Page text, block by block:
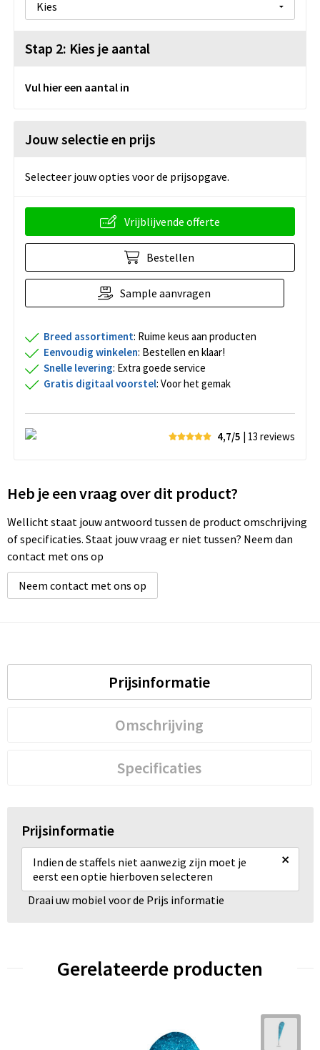
Stap 2: Kies je aantal
Vul hier een aantal in
Jouw selectie en prijs
Selecteer jouw opties voor de prijsopgave.
Vrijblijvende offerte
Bestellen
Sample aanvragen
Breed assortiment: Ruime keus aan producten
Eenvoudig winkelen: Bestellen en klaar!
Snelle levering: Extra goede service
Gratis digitaal voorstel: Voor het gemak
4,7/5 | 13 reviews
Heb je een vraag over dit product?
Wellicht staat jouw antwoord tussen de product omschrijving
of specificaties. Staat jouw vraag er niet tussen? Neem dan
contact met ons op
Neem contact met ons op
Prijsinformatie
Omschrijving
Specificaties
Prijsinformatie
Indien de staffels niet aanwezig zijn moet je
eerst een optie hierboven selecteren
×
Draai uw mobiel voor de Prijs informatie
Gerelateerde producten